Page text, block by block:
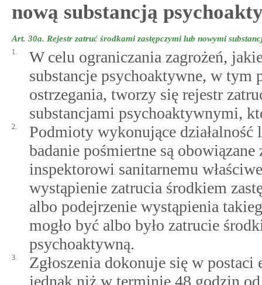
nową substancją
Art. 30a. Rejestr zatruć środkami zastępczymi lub nowymi
1.
W celu ograniczania zagrożeń,
substancje psychoaktywne, w tym
ostrzegania, tworzy się rejestr
substancjami psychoaktywnymi,
2.
Podmioty wykonujące działalność
badanie pośmiertne są
inspektorowi sanitarnemu
wystąpienie zatrucia środkiem
albo podejrzenie wystąpienia
mogło być albo było zatrucie
psychoaktywną.
3.
Zgłoszenia dokonuje się w
jednak niż w terminie 48 godzin